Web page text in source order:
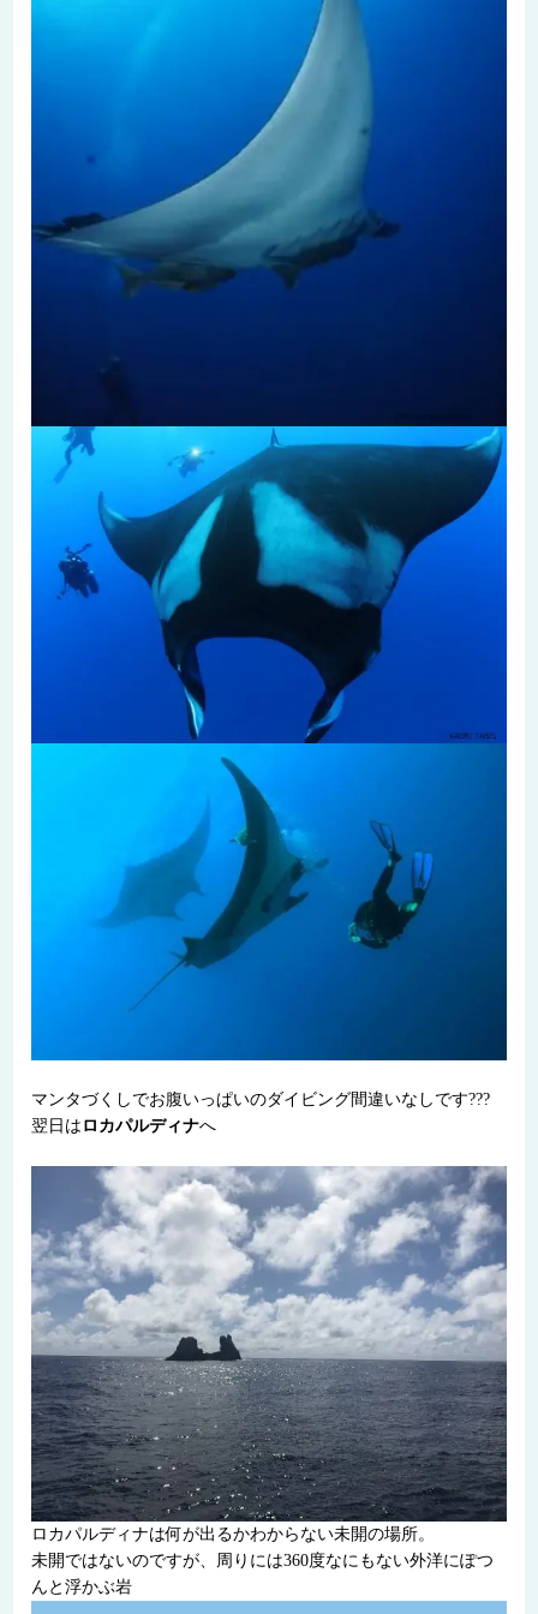
マンタづくしでお腹いっぱいのダイビング間違いなしです???
翌日は ロカパルディナへ
ロカパルディナは何が出るかわからない未開の場所。
未開ではないのですが、周りには360度なにもない外洋にぽつ
んと浮かぶ岩